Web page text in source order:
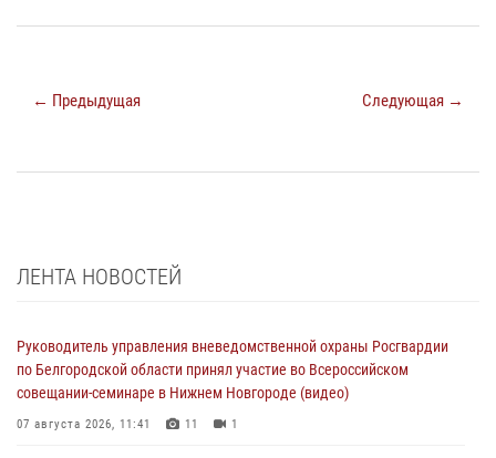
← Предыдущая Следующая →
ЛЕНТА НОВОСТЕЙ
Руководитель управления вневедомственной охраны Росгвардии
по Белгородской области принял участие во Всероссийском
совещании-семинаре в Нижнем Новгороде (видео)
07 августа 2026, 11:41 11 1